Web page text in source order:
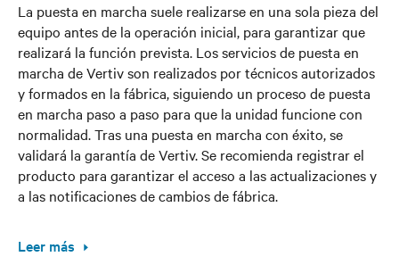
La puesta en marcha suele realizarse en una sola pieza del
equipo antes de la operación inicial, para garantizar que
realizará la función prevista. Los servicios de puesta en
marcha de Vertiv son realizados por técnicos autorizados
y formados en la fábrica, siguiendo un proceso de puesta
en marcha paso a paso para que la unidad funcione con
normalidad. Tras una puesta en marcha con éxito, se
validará la garantía de Vertiv. Se recomienda registrar el
producto para garantizar el acceso a las actualizaciones y
a las notificaciones de cambios de fábrica.
Leer más